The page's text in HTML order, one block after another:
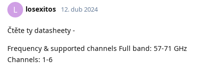
L losexitos 12. dub 2024
Čtěte ty datasheety -
Frequency & supported channels Full band: 57-71 GHz
Channels: 1-6